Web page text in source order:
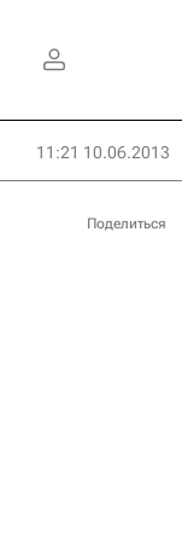
11:21 10.06.2013
Поделиться